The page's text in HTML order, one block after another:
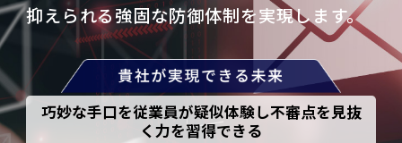
抑えられる強固な防御体制を実現します。
巧妙な手口を従業員が疑似体験し不審点を見抜
く力を習得できる